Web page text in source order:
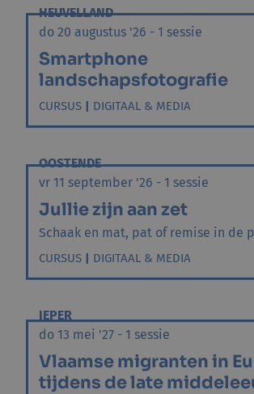
HEUVELLAND
do 20 augustus '26 - 1 sessie
Smartphone
landschapsfotografie
CURSUS | DIGITAAL & MEDIA
OOSTENDE
vr 11 september '26 - 1 sessie
Jullie zijn aan zet
Schaak en mat, pat of remise in de
CURSUS | DIGITAAL & MEDIA
IEPER
do 13 mei '27 - 1 sessie
Vlaamse migranten in
tijdens de late